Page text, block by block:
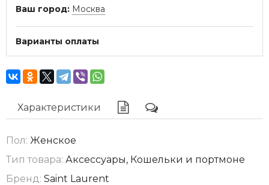
Ваш город: Москва
Варианты оплаты
Характеристики
Пол: Женское
Тип товара: Аксессуары, Кошельки и портмоне
Бренд: Saint Laurent